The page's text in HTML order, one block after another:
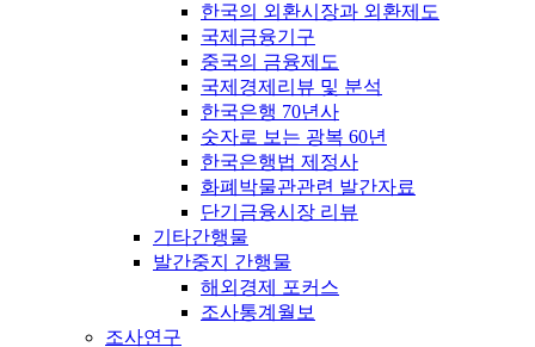
한국의 외환시장과 외환제도
국제금융기구
중국의 금융제도
국제경제리뷰 및 분석
한국은행 70년사
숫자로 보는 광복 60년
한국은행법 제정사
화폐박물관관련 발간자료
단기금융시장 리뷰
기타간행물
발간중지 간행물
해외경제 포커스
조사통계월보
조사연구